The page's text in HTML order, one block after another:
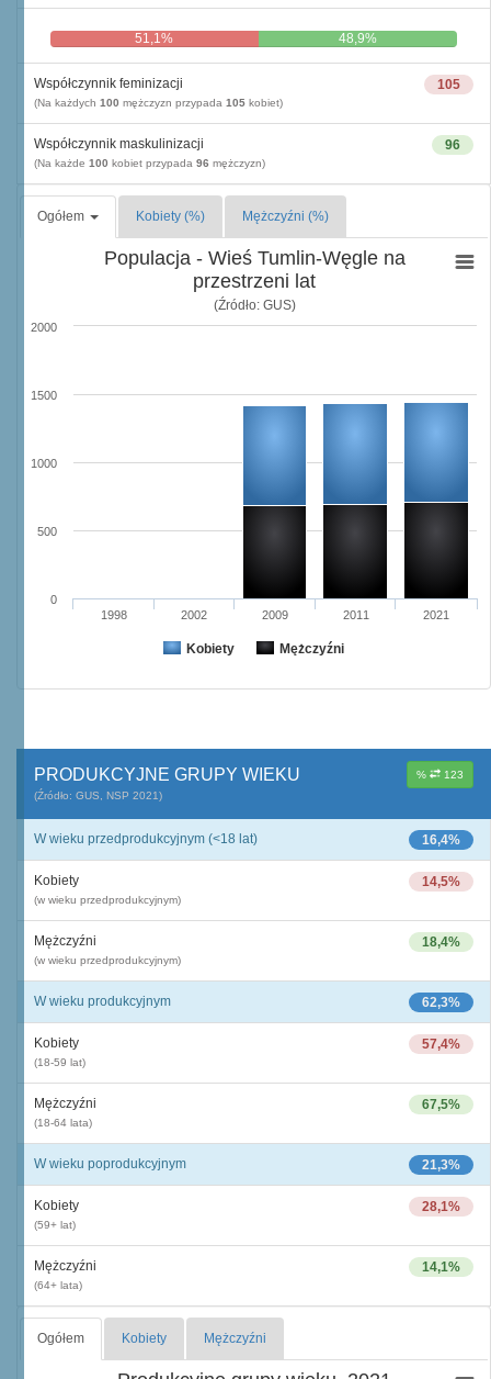
51,1% 48,9%
105
Współczynnik feminizacji
(Na każdych 100 mężczyzn przypada 105 kobiet)
96
Współczynnik maskulinizacji
(Na każde 100 kobiet przypada 96 mężczyzn)
Ogółem Kobiety (%) Mężczyźni (%)
Populacja - Wieś Tumlin-Węgle na
przestrzeni lat
(Źródło: GUS)
Kobiety Mężczyźni
1998 2002 2009 2011 2021
0
500
1000
1500
2000
% 123
PRODUKCYJNE GRUPY WIEKU
(Źródło: GUS, NSP 2021)
16,4%
W wieku przedprodukcyjnym (<18 lat)
14,5%
Kobiety
(w wieku przedprodukcyjnym)
18,4%
Mężczyźni
(w wieku przedprodukcyjnym)
62,3%
W wieku produkcyjnym
57,4%
Kobiety
(18-59 lat)
67,5%
Mężczyźni
(18-64 lata)
21,3%
W wieku poprodukcyjnym
28,1%
Kobiety
(59+ lat)
14,1%
Mężczyźni
(64+ lata)
Ogółem Kobiety Mężczyźni